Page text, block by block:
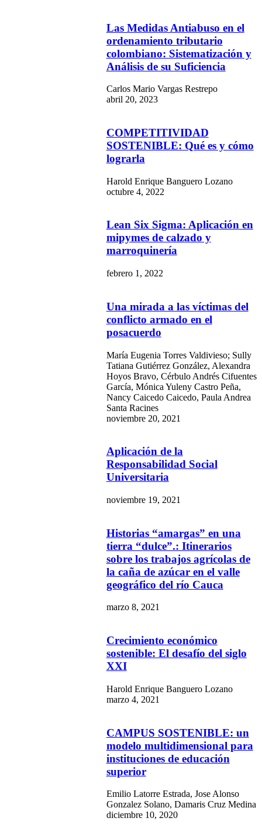
Las Medidas Antiabuso en el
ordenamiento tributario
colombiano: Sistematización y
Análisis de su Suficiencia
Carlos Mario Vargas Restrepo
abril 20, 2023
COMPETITIVIDAD
SOSTENIBLE: Qué es y cómo
lograrla
Harold Enrique Banguero Lozano
octubre 4, 2022
Lean Six Sigma: Aplicación en
mipymes de calzado y
marroquinería
febrero 1, 2022
Una mirada a las víctimas del
conflicto armado en el
posacuerdo
María Eugenia Torres Valdivieso; Sully
Tatiana Gutiérrez González, Alexandra
Hoyos Bravo, Cérbulo Andrés Cifuentes
García, Mónica Yuleny Castro Peña,
Nancy Caicedo Caicedo, Paula Andrea
Santa Racines
noviembre 20, 2021
Aplicación de la
Responsabilidad Social
Universitaria
noviembre 19, 2021
Historias “amargas” en una
tierra “dulce”.: Itinerarios
sobre los trabajos agrícolas de
la caña de azúcar en el valle
geográfico del río Cauca
marzo 8, 2021
Crecimiento económico
sostenible: El desafío del siglo
XXI
Harold Enrique Banguero Lozano
marzo 4, 2021
CAMPUS SOSTENIBLE: un
modelo multidimensional para
instituciones de educación
superior
Emilio Latorre Estrada, Jose Alonso
Gonzalez Solano, Damaris Cruz Medina
diciembre 10, 2020